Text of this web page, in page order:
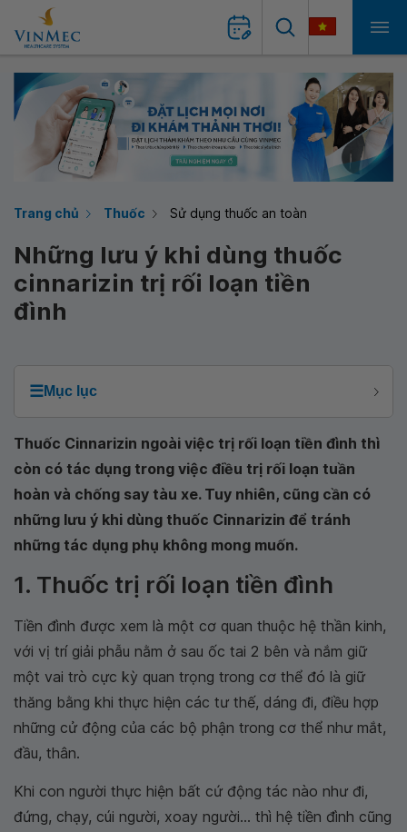
Trang chủ Thuốc Sử dụng thuốc an toàn
Những lưu ý khi dùng thuốc
cinnarizin trị rối loạn tiền
đình
☰Mục lục
Thuốc Cinnarizin ngoài việc trị rối loạn tiền đình thì
còn có tác dụng trong việc điều trị rối loạn tuần
hoàn và chống say tàu xe. Tuy nhiên, cũng cần có
những lưu ý khi dùng thuốc Cinnarizin để tránh
những tác dụng phụ không mong muốn.
1. Thuốc trị rối loạn tiền đình
Tiền đình được xem là một cơ quan thuộc hệ thần kinh,
với vị trí giải phẫu nằm ở sau ốc tai 2 bên và nắm giữ
một vai trò cực kỳ quan trọng trong cơ thể đó là giữ
thăng bằng khi thực hiện các tư thế, dáng đi, điều hợp
những cử động của các bộ phận trong cơ thể như mắt,
đầu, thân.
Khi con người thực hiện bất cứ động tác nào như đi,
đứng, chạy, cúi người, xoay người... thì hệ tiền đình cũng